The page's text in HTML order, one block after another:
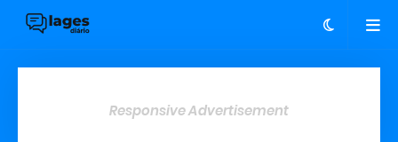
Responsive Advertisement